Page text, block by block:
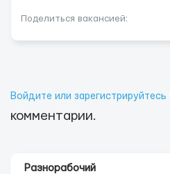
Поделиться вакансией:
Войдите или зарегистрируйтесь
комментарии.
Разнорабочий